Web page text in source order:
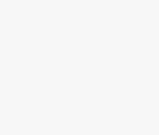
आँखा शिविरमा पाँच सय